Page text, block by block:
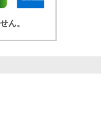
ん。